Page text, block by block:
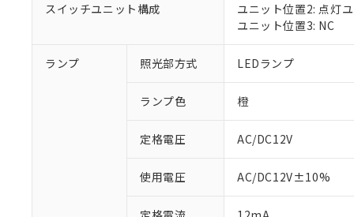
スイッチユニット構成
ユニット位置2: 点灯
ユニット位置3: NC
ランプ 照光部方式 LEDランプ
ランプ色 橙
定格電圧 AC/DC12V
使用電圧 AC/DC12V±10%
ご利用条件
以下の条件をお
※1 対応状況
対応予定：EU
対応予定なし：
調査・確認中：
非該当品：ライセ
※1 中国